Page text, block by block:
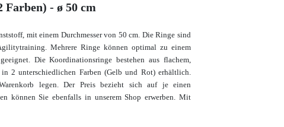
- ø 50 cm
mit einem Durchmesser von 50 cm. Die Ringe sind
Mehrere Ringe können optimal zu einem
Die Koordinationsringe bestehen aus flachem,
2 unterschiedlichen Farben (Gelb und Rot) erhältlich.
legen. Der Preis bezieht sich auf je einen
können Sie ebenfalls in unserem Shop erwerben.Mit